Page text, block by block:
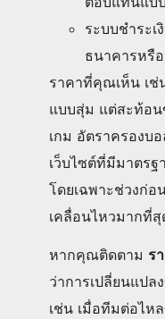
ระบบชำระ
ธนาคารหรื
ราคาที่คุณเห็น เ
แบบสุ่ม แต่สะท้อน
เกม อัตราครองบ
เว็บไซต์ที่มีมาตร
โดยเฉพาะช่วงก่อ
เคลื่อนไหวมากที่สุ
หากคุณติดตาม ร
ว่าการเปลี่ยนแป
เช่น เมื่อทีมต่อไห